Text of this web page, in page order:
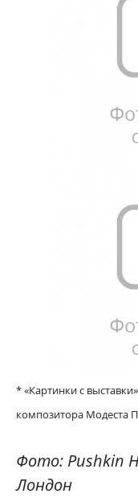
* «Картинки с выставки
композитора Модеста
Фото: Pushkin
Лондон